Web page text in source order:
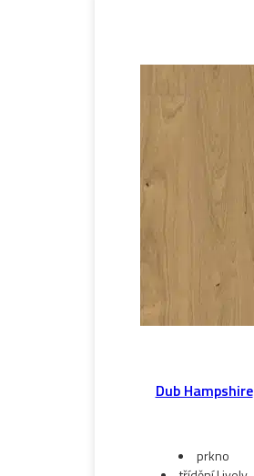
Dub Hampshire
prkno